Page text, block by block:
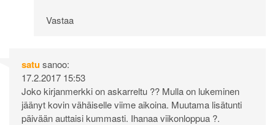
Vastaa
satusanoo:
17.2.2017 15:53
Joko kirjanmerkki on askarreltu ?? Mulla on lukeminen
jäänyt kovin vähäiselle viime aikoina. Muutama lisätunti
päivään auttaisi kummasti. Ihanaa viikonloppua ?.